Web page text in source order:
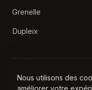
Grenelle
Dupleix
© 2026 Agence
Nous utilisons des
améliorer votre